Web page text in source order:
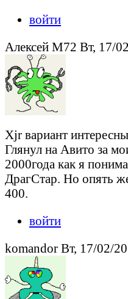
войти
Алексей М72 Вт, 17/
Xjr вариант
Глянул на Авито за
2000года как я
ДрагСтар. Но опять
400.
войти
komandor Вт, 17/02/